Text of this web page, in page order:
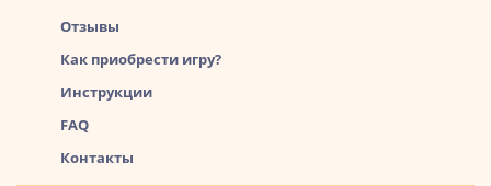
Отзывы
Как приобрести игру?
Инструкции
FAQ
Контакты